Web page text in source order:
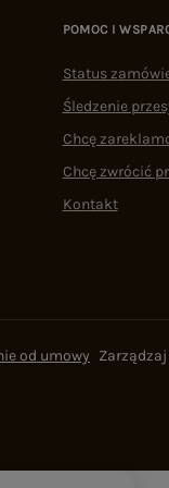
POMOC I
Status
Śledzenie
Chcę
Chcę zwrócić
Kontakt
od umowy